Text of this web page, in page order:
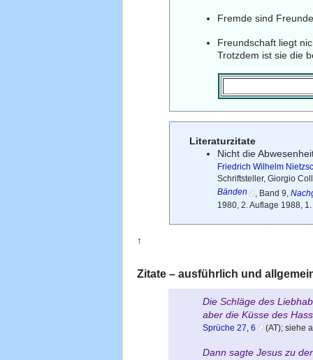
Fremde sind
Freundschaft liegt
Trotzdem ist sie die
Literaturzitate
Nicht die
Friedrich Wilhelm
Schriftsteller, Giorgio
Bänden
, Band 9,
1980, 2. Auflage 1988,
↑
Zitate – ausführlich und
Die Schläge des
aber die Küsse des
Sprüche 27, 6 (AT); siehe
Dann sagte Jesus zu